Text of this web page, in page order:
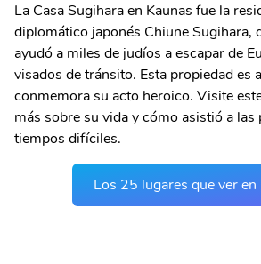
La Casa Sugihara en Kaunas fue la
diplomático japonés Chiune Sugihara,
ayudó a miles de judíos a escapar de
visados de tránsito. Esta propiedad es
conmemora su acto heroico. Visite
más sobre su vida y cómo asistió a las
tiempos difíciles.
Los 25 lugares que ver en